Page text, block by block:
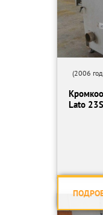
(2006
Lato 23S